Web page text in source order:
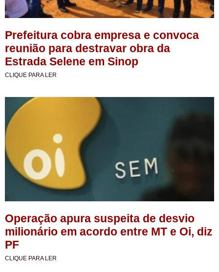
Prefeitura cobra empresa e convoca
reunião para destravar obra da
Estrada Selene em Sinop
CLIQUE PARA LER
Operação apura suspeita de desvio
milionário em acordo entre MT e Oi, diz
PF
CLIQUE PARA LER